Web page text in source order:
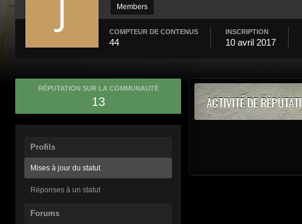
Members
COMPTEUR DE CONTENUS
44
INSCRIPTION
10 avril 2017
RÉPUTATION SUR LA COMMUNAUTÉ
13
Profils
Mises à jour du statut
Réponses à un statut
Forums
ACTIVITÉ DE